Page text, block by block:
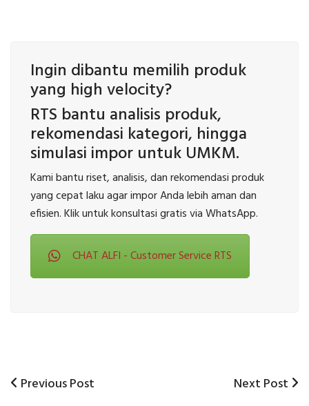
Ingin dibantu memilih produk
yang high velocity?
RTS bantu analisis produk,
rekomendasi kategori, hingga
simulasi impor untuk UMKM.
Kami bantu riset, analisis, dan rekomendasi produk
yang cepat laku agar impor Anda lebih aman dan
efisien. Klik untuk konsultasi gratis via WhatsApp.
CHAT ALFI - Customer Service RTS
Previous
Previous Post
Next
Next Post